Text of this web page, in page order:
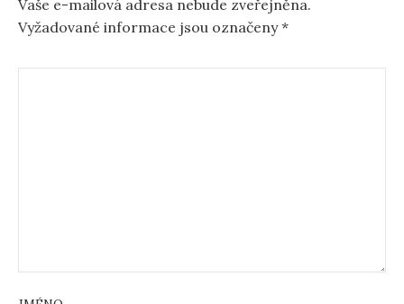
Vaše e-mailová adresa nebude zveřejněna.
Vyžadované informace jsou označeny*